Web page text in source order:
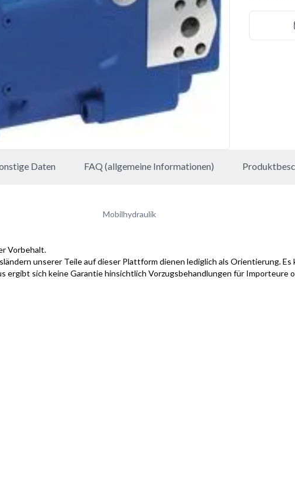
Daten FAQ (allgemeine Informationen)
Mobilhydraulik
Vorbehalt.
unserer Teile auf dieser Plattform dienen lediglich als Orientierung.
ergibt sich keine Garantie hinsichtlich Vorzugsbehandlungen für Importeure